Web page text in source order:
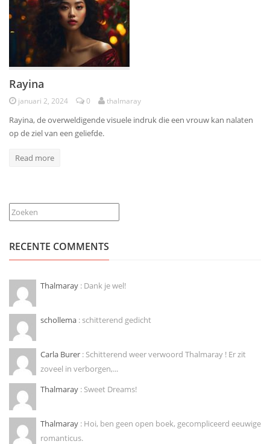
Rayina
januari 2, 2024 0 thalmaray
Rayina, de overweldigende visuele indruk die een vrouw kan nalaten
op de ziel van een geliefde.
Read more
Zoeken
RECENTE COMMENTS
Thalmaray : Dank je wel!
schollema : schitterend gedicht
Carla Burer : Schitterend weer verwoord Thalmaray ! Er zit
zoveel in verborgen,...
Thalmaray : Sweet Dreams!
Thalmaray : Hoi, ben geen open boek, gecompliceerd eeuwige
romanticus.